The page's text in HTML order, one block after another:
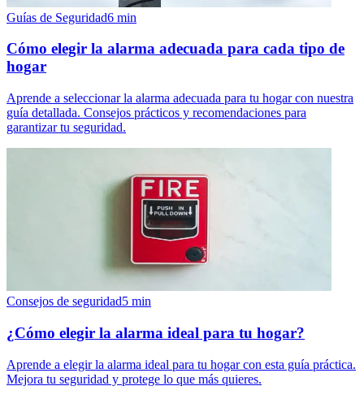
Guías de Seguridad6 min
Cómo elegir la alarma adecuada para cada tipo de
hogar
Aprende a seleccionar la alarma adecuada para tu hogar con nuestra
guía detallada. Consejos prácticos y recomendaciones para
garantizar tu seguridad.
Consejos de seguridad5 min
¿Cómo elegir la alarma ideal para tu hogar?
Aprende a elegir la alarma ideal para tu hogar con esta guía práctica.
Mejora tu seguridad y protege lo que más quieres.